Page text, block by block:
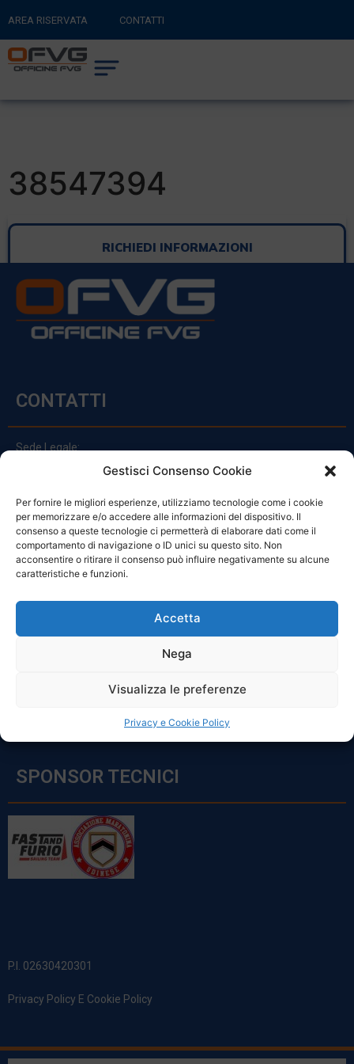
Gestisci Consenso Cookie
Per fornire le migliori esperienze, utilizziamo tecnologie come i cookie
per memorizzare e/o accedere alle informazioni del dispositivo. Il
consenso a queste tecnologie ci permetterà di elaborare dati come il
comportamento di navigazione o ID unici su questo sito. Non
acconsentire o ritirare il consenso può influire negativamente su alcune
caratteristiche e funzioni.
Accetta
Nega
Visualizza le preferenze
Privacy e Cookie Policy
AREA RISERVATA CONTATTI
RITORNA AL SITO PRINCIPALE
CARRELLO
38547394
RICHIEDI INFORMAZIONI
CONTATTI
Sede Legale:
Via Principe Di Udine 144
clienti@officinefvg.it
info@officinefvg.it
posta@officinefvgpec.It
ORARI
Sabato: 8:00 – 12:00
SPONSOR TECNICI
P.I. 02630420301
Privacy Policy E Cookie Policy